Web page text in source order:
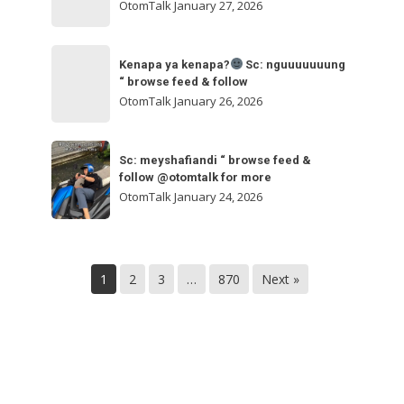
follow
@otomtalk
OtomTalk January 27, 2026
Sc:
nguuuuuuung
“
browse
follow
Kenapa ya kenapa?
Sc: nguuuuuuung
“ browse feed & follow
OtomTalkJanuary 26, 2026
Sc:
meyshafiandi
“
browse
Sc: meyshafiandi “ browse feed &
follow @otomtalk for more
OtomTalkJanuary 24, 2026
1 2 3 … 870 Next »